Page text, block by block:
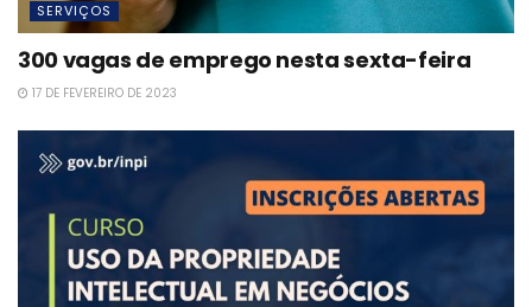
SERVIÇOS
300 vagas de emprego nesta sexta-feira
17 DE FEVEREIRO DE 2023